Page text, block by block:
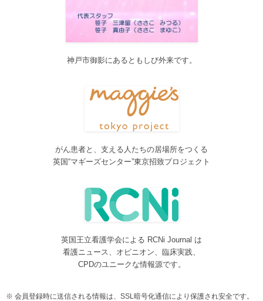
2017年4月4日～9日迄カテゴリーの整理を行うため、一部カテゴリ
解いただけますようお願いいたします。
Neurosurgery Summary・Pituitary Summaryにおいて、分類を追加
しました。各一覧の右側の「カテゴリー」をご覧ください。
脳神経外科関連論文をエキスパートが海外誌から厳選し日本語で
更新情報をお知らせする無料メルマガサービスをはじめました。
サイトをリニューアルしました
神戸市御影にあるともしび外来です。
がん患者と、支える人たちの居場所をつくる
英国“マギーズセンター”東京招致プロジェクト
英国王立看護学会による RCNi Journal は
看護ニュース、オピニオン、臨床実践、
CPDのユニークな情報源です。
会員登録時に送信される情報は、SSL暗号化通信により保護され安全です。